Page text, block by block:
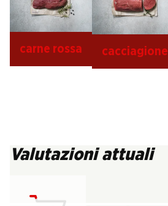
carne rossa cacciagione
Valutazioni attuali